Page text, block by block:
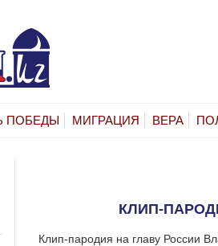
ПОБЕДЫ МИГРАЦИЯ ВЕРА
КЛИП-
Клип-пародия на главу России